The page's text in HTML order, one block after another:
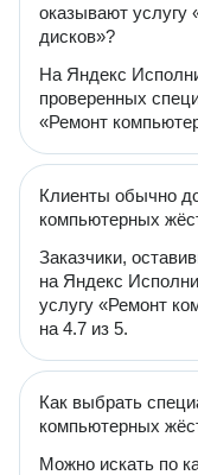
оказывают услугу
дисков»?
На Яндекс
проверенных
«Ремонт
Клиенты обычно
компьютерных
Заказчики,
на Яндекс
услугу «Ремонт
на 4.7 из 5.
Как выбрать
компьютерных
Можно искать по